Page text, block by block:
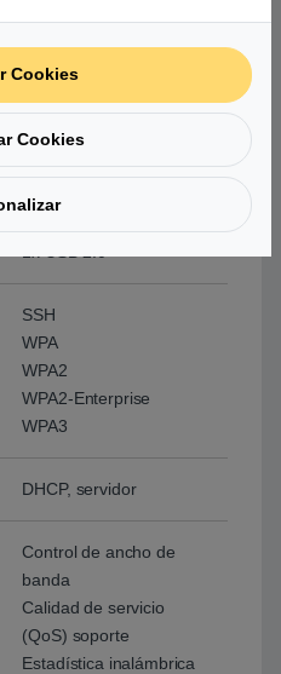
VPN Fusion
3G
SSH
WPA
WPA2
WPA2-Enterprise
WPA3
DHCP, servidor
Control de ancho de
banda
Calidad de servicio
(QoS) soporte
Estadística inalámbrica
Cookies
Cookies